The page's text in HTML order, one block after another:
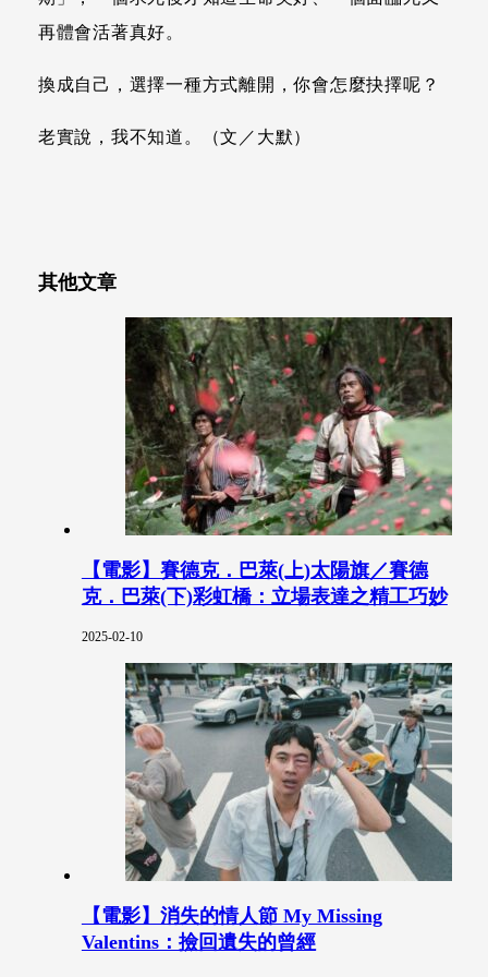
再體會活著真好。
換成自己，選擇一種方式離開，你會怎麼抉擇呢？
老實說，我不知道。（文／大默）
其他文章
【電影】賽德克．巴萊(上)太陽旗／賽德
克．巴萊(下)彩虹橋：立場表達之精工巧妙
2025-02-10
【電影】消失的情人節 My Missing
Valentins：撿回遺失的曾經